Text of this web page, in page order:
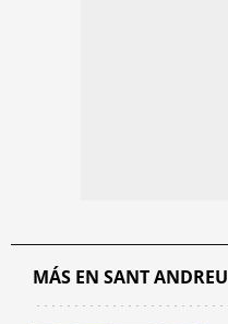
MÁS EN SANT ANDREU